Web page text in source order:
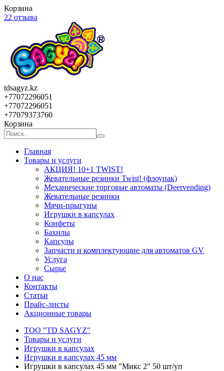
Корзина
22 отзыва
tdsagyz.kz
+77072296051
+77072296051
+77079373760
Корзина
Главная
Товары и услуги
АКЦИЯ! 10+1 TWIST!
Жевательные резинки Twist! (флоупак)
Механические торговые автоматы (Deervending)
Жевательные резинки
Мячи-прыгуны
Игрушки в капсулах
Конфеты
Бахилы
Капсулы
Запчасти и комплектующие для автоматов GV
Услуга
Сырье
О нас
Контакты
Статьи
Прайс-листы
Акционные товары
ТОО "TD SAGYZ"
Товары и услуги
Игрушки в капсулах
Игрушки в капсулах 45 мм
Игрушки в капсулах 45 мм "Микс 2" 50 шт/уп